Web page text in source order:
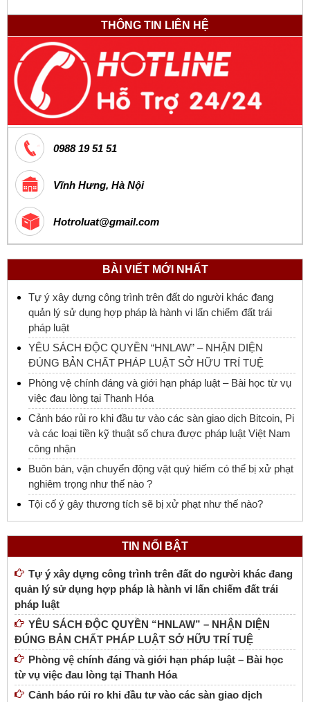
THÔNG TIN LIÊN HỆ
0988 19 51 51
Vĩnh Hưng, Hà Nội
Hotroluat@gmail.com
BÀI VIẾT MỚI NHẤT
Tự ý xây dựng công trình trên đất do người khác đang
quản lý sử dụng hợp pháp là hành vi lấn chiếm đất trái
pháp luật
YÊU SÁCH ĐỘC QUYỀN “HNLAW” – NHẬN DIỆN
ĐÚNG BẢN CHẤT PHÁP LUẬT SỞ HỮU TRÍ TUỆ
Phòng vệ chính đáng và giới hạn pháp luật – Bài học từ vụ
việc đau lòng tại Thanh Hóa
Cảnh báo rủi ro khi đầu tư vào các sàn giao dịch Bitcoin, Pi
và các loại tiền kỹ thuật số chưa được pháp luật Việt Nam
công nhận
Buôn bán, vận chuyển động vật quý hiếm có thể bị xử phạt
nghiêm trọng như thế nào ?
Tội cố ý gây thương tích sẽ bị xử phạt như thế nào?
TIN NỔI BẬT
Tự ý xây dựng công trình trên đất do người khác đang
quản lý sử dụng hợp pháp là hành vi lấn chiếm đất trái
pháp luật
YÊU SÁCH ĐỘC QUYỀN “HNLAW” – NHẬN DIỆN
ĐÚNG BẢN CHẤT PHÁP LUẬT SỞ HỮU TRÍ TUỆ
Phòng vệ chính đáng và giới hạn pháp luật – Bài học
từ vụ việc đau lòng tại Thanh Hóa
Cảnh báo rủi ro khi đầu tư vào các sàn giao dịch